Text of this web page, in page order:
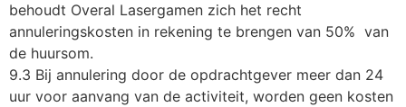
behoudt Overal Lasergamen zich het recht
annuleringskosten in rekening te brengen van 50% van
de huursom.
9.3 Bij annulering door de opdrachtgever meer dan 24
uur voor aanvang van de activiteit, worden geen kosten